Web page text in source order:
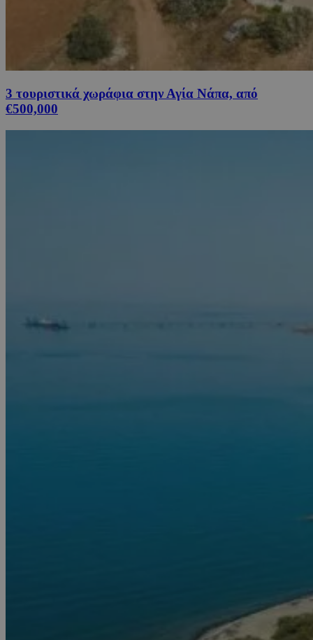
3 τουριστικά χωράφια στην Αγία Νάπα, από
€500,000